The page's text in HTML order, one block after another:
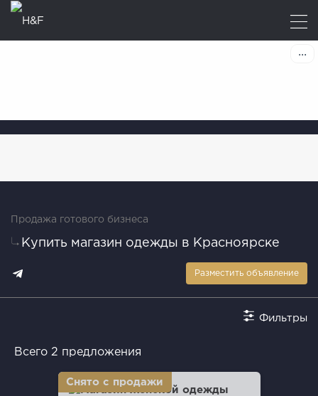
Продажа готового бизнеса
Купить магазин одежды в Красноярске
Разместить объявление
Фильтры
Всего 2 предложения